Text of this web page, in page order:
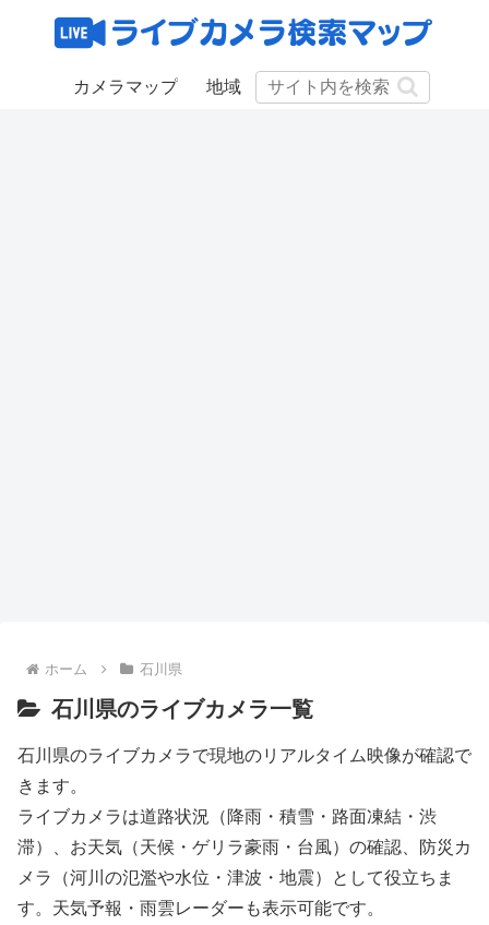
カメラマップ 地域
ホーム 石川県
石川県のライブカメラ一覧
石川県のライブカメラで現地のリアルタイム映像が確認で
きます。
ライブカメラは道路状況（降雨・積雪・路面凍結・渋
滞）、お天気（天候・ゲリラ豪雨・台風）の確認、防災カ
メラ（河川の氾濫や水位・津波・地震）として役立ちま
す。天気予報・雨雲レーダーも表示可能です。